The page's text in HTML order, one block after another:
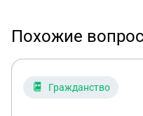
Похожие
Гражданство